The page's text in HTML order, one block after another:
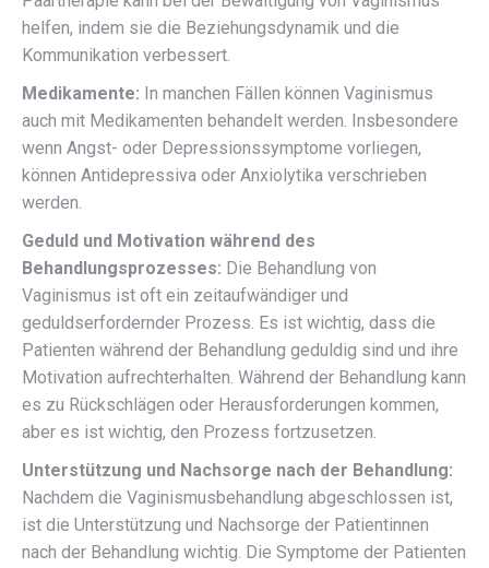
helfen, indem sie die Beziehungsdynamik und die
Kommunikation verbessert.
Medikamente: In manchen Fällen können Vaginismus
auch mit Medikamenten behandelt werden. Insbesondere
wenn Angst- oder Depressionssymptome vorliegen,
können Antidepressiva oder Anxiolytika verschrieben
werden.
Geduld und Motivation während des
Behandlungsprozesses: Die Behandlung von
Vaginismus ist oft ein zeitaufwändiger und
geduldserfordernder Prozess. Es ist wichtig, dass die
Patienten während der Behandlung geduldig sind und ihre
Motivation aufrechterhalten. Während der Behandlung kann
es zu Rückschlägen oder Herausforderungen kommen,
aber es ist wichtig, den Prozess fortzusetzen.
Unterstützung und Nachsorge nach der Behandlung:
Nachdem die Vaginismusbehandlung abgeschlossen ist,
ist die Unterstützung und Nachsorge der Patientinnen
nach der Behandlung wichtig. Die Symptome der Patienten